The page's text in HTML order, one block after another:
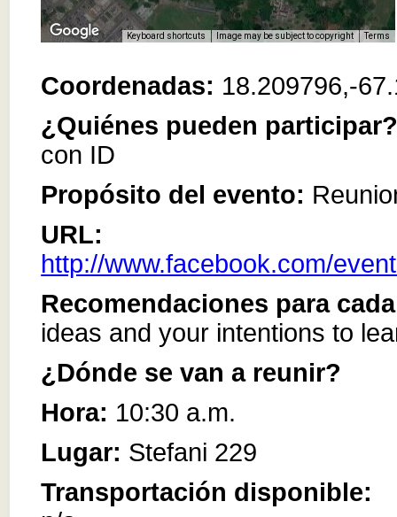
For
Keyboard shortcuts Image may be subject to copyright Terms
Coordenadas: 18.209796,-
¿Quiénes pueden
con ID
Propósito del evento:
URL:
http://www.facebook.com/
Recomendaciones para
ideas and your intentions to
¿Dónde se van a reunir?
Hora: 10:30 a.m.
Lugar: Stefani 229
Transportación disponible: